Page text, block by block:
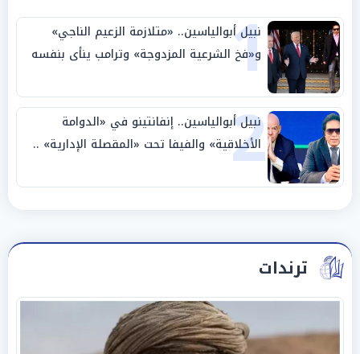
1
نبيل أبوالياسين.. «متلازمة الزعيم الناجي»
و«فخ الشرعية المزدوجة» وترامب ينأى بنفسه
وحليفه في «ميتم استراتيجي»
2
نبيل أبوالياسين.. إنفانتينو في «الدوامة
الأخلاقية» والفيفا تحت «المقصلة الإدارية» ..
«عبادة العرش وجنازة المصداقية»
ترندات